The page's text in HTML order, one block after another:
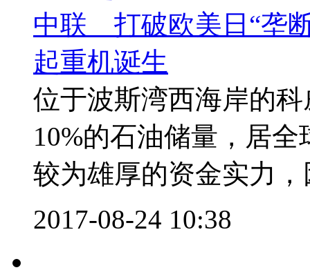
中联 打破欧美日“垄
起重机诞生
位于波斯湾西海岸的
10%的石油储量，居
较为雄厚的资金实力
2017-08-24 10:38